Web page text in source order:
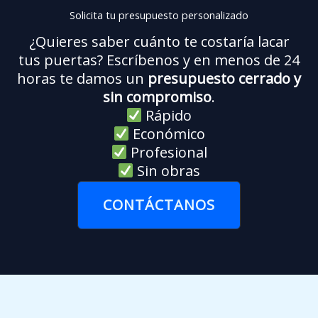
Solicita tu presupuesto personalizado
¿Quieres saber cuánto te costaría lacar
tus puertas? Escríbenos y en menos de 24
horas te damos un presupuesto cerrado y
sin compromiso.
Rápido
Económico
Profesional
Sin obras
CONTÁCTANOS